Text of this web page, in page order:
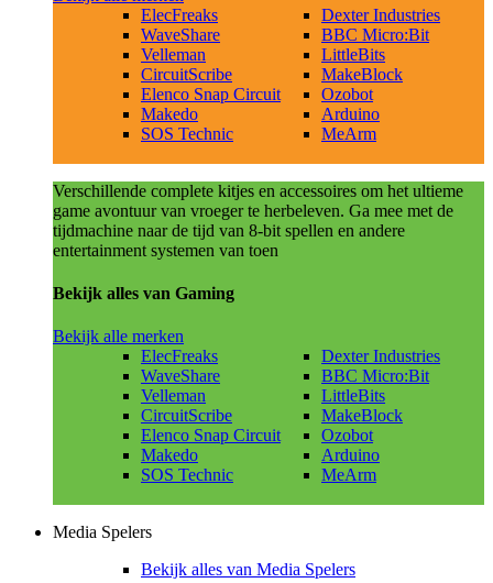
ElecFreaks
WaveShare
Velleman
CircuitScribe
Elenco Snap Circuit
Makedo
SOS Technic
Dexter Industries
BBC Micro:Bit
LittleBits
MakeBlock
Ozobot
Arduino
MeArm
Verschillende complete kitjes en accessoires om het ultieme
game avontuur van vroeger te herbeleven. Ga mee met de
tijdmachine naar de tijd van 8-bit spellen en andere
entertainment systemen van toen
Bekijk alles van Gaming
Bekijk alle merken
ElecFreaks
WaveShare
Velleman
CircuitScribe
Elenco Snap Circuit
Makedo
SOS Technic
Dexter Industries
BBC Micro:Bit
LittleBits
MakeBlock
Ozobot
Arduino
MeArm
Media Spelers
Bekijk alles van Media Spelers